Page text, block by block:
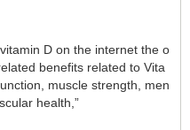
D on the internet the o
benefits related to Vita
muscle strength, men
health,”